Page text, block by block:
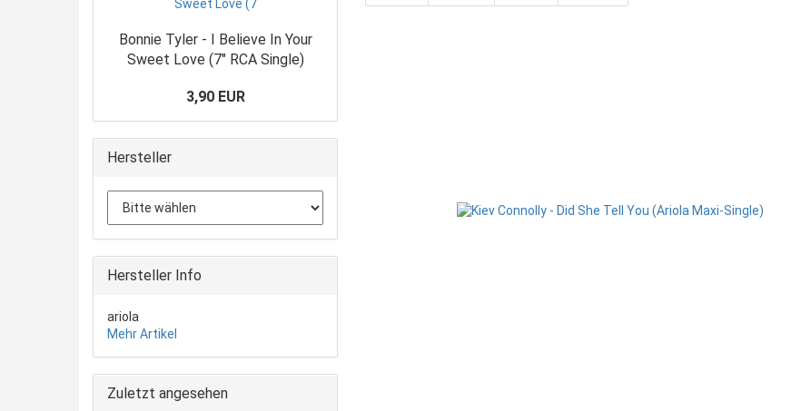
Bonnie Tyler - I Believe In Your
Sweet Love (7" RCA Single)
3,90 EUR
Hersteller
Hersteller Info
ariola
Mehr Artikel
Zuletzt angesehen